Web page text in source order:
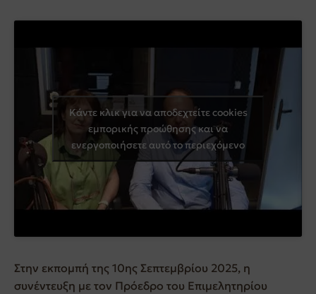
Κάντε κλικ για να αποδεχτείτε cookies
εμπορικής προώθησης και να
ενεργοποιήσετε αυτό το περιεχόμενο
Στην εκπομπή της 10ης Σεπτεμβρίου 2025, η
συνέντευξη με τον Πρόεδρο του Επιμελητηρίου